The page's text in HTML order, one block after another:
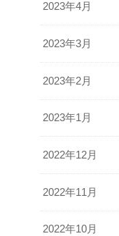
2023年4月
2023年3月
2023年2月
2023年1月
2022年12月
2022年11月
2022年10月